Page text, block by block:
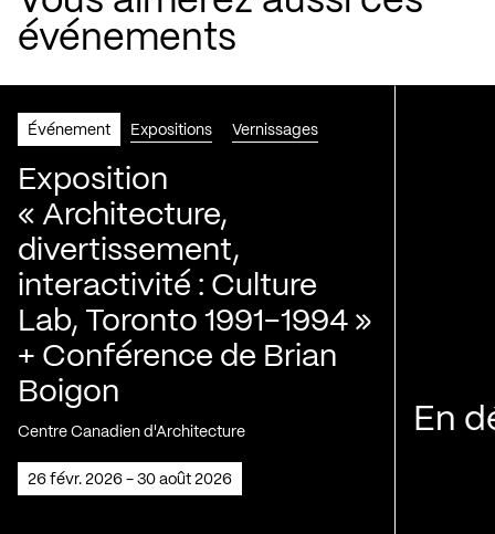
événements
Événement Expositions Vernissages
Exposition
« Architecture,
divertissement,
interactivité : Culture
Lab, Toronto 1991-1994 »
+ Conférence de Brian
Boigon
Centre Canadien d'Architecture
26 févr. 2026 - 30 août 2026
En